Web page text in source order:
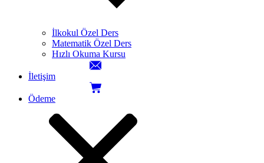
İlkokul Özel Ders
Matematik Özel Ders
Hızlı Okuma Kursu
İletişim
Ödeme